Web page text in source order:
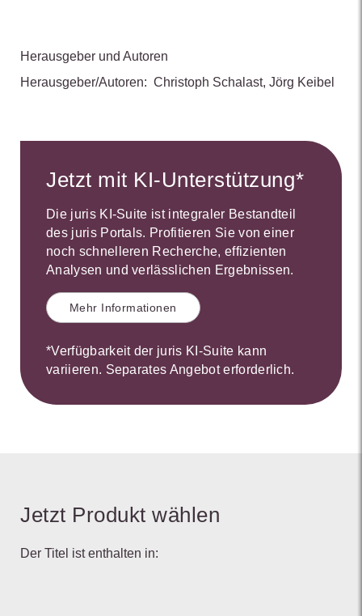
Herausgeber und Autoren
Herausgeber/Autoren: Christoph Schalast, Jörg Keibel
Jetzt mit KI-Unterstützung*
Die juris KI-Suite ist integraler Bestandteil
des juris Portals. Profitieren Sie von einer
noch schnelleren Recherche, effizienten
Analysen und verlässlichen Ergebnissen.
Mehr Informationen
*Verfügbarkeit der juris KI-Suite kann
variieren. Separates Angebot erforderlich.
Jetzt Produkt wählen
Der Titel ist enthalten in: